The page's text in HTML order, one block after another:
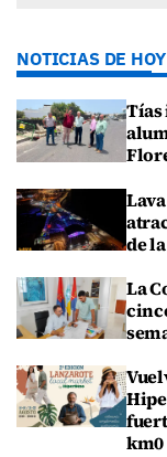
NOTICIAS DE HOY
Tías
de
La
km0